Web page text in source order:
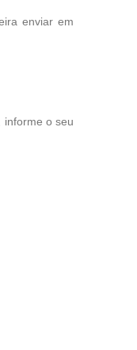
enviar em
informe o seu